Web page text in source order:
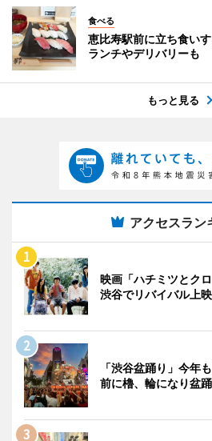
食べる
恵比寿駅前に立ち食い
ランチやデリバリーも
もっと見る
アクセスラン
映画「ハチミツとク
渋谷でリバイバル上映
「渋谷盆踊り」今
前に櫓、輪になり盆